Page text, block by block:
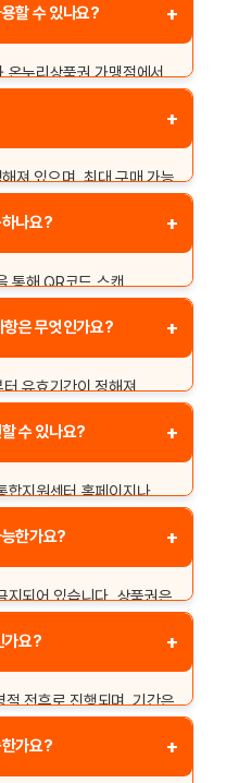
명의의 계좌가 필요합니다.
할 수 있나요? +
온누리상품권 가맹점에서
있습니다.
+
져 있으며, 최대 구매 가능
다.나요? +
통해 QR코드 스캔
스캔하면 결제가
항은 무엇인가요? +
유효기간이 정해져
사전에 확인하는 것이
수 있나요? +
합지원센터 홈페이지나
를 쉽게 찾을 수
한가요? +
지되어 있습니다. 상품권은
가요? +
전후로 진행되며, 기간은
. 가요? +